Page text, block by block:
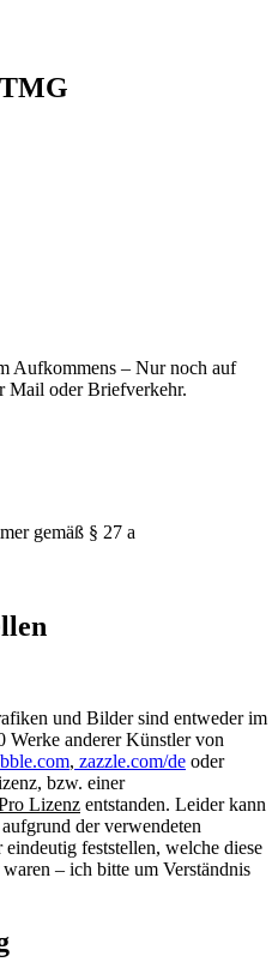
Aufkommens – Nur noch auf
Mail oder Briefverkehr.
gemäß § 27 a
und Bilder sind entweder im
Werke anderer Künstler von
, zazzle.com/de oder
bzw. einer
Lizenz entstanden. Leider kann
der verwendeten
feststellen, welche diese
– ich bitte um Verständnis